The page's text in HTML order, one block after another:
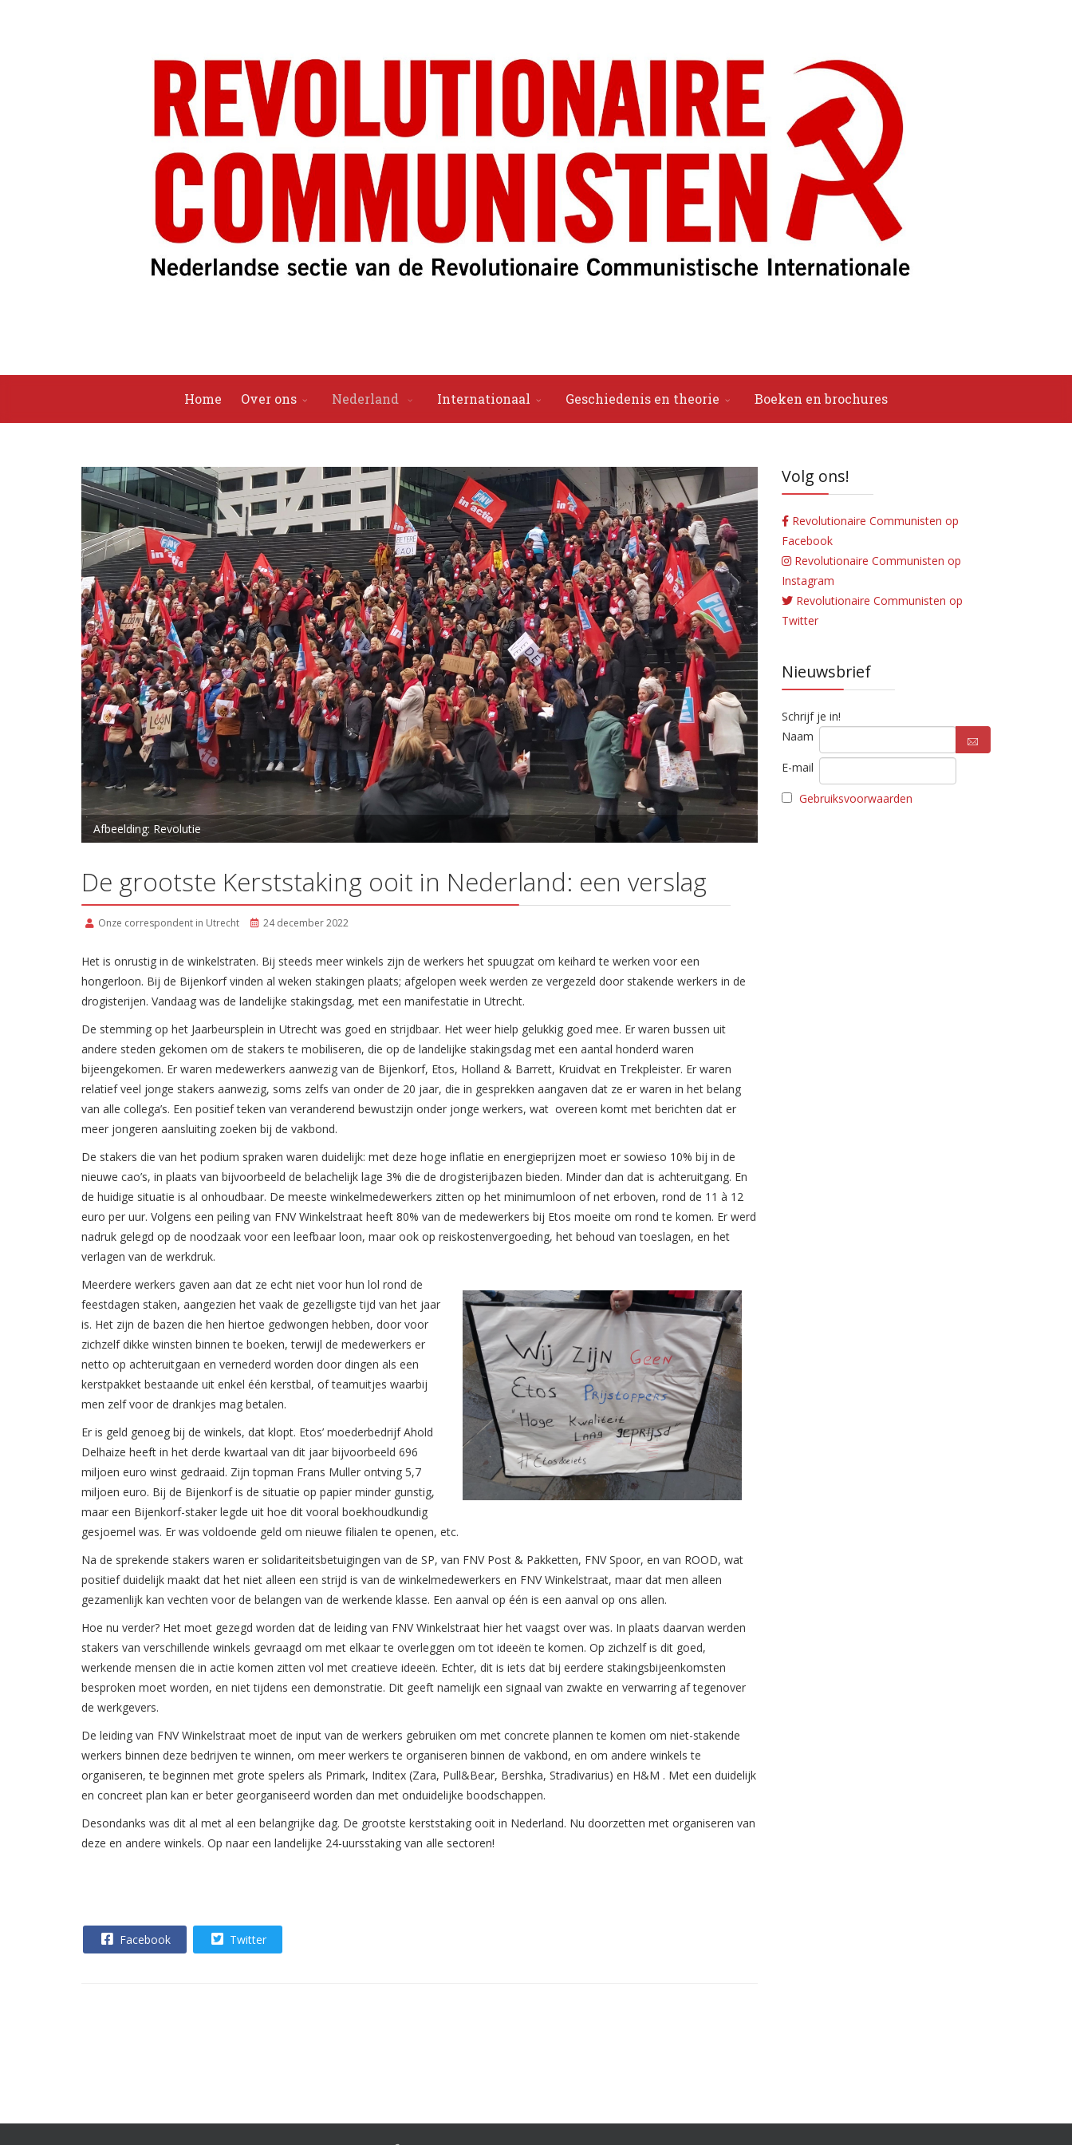
Home Over ons Nederland Internationaal Geschiedenis en theorie Boeken en brochures
Afbeelding: Revolutie
De grootste Kerststaking ooit in Nederland: een verslag
Onze correspondent in Utrecht 24 december 2022
Het is onrustig in de winkelstraten. Bij steeds meer winkels zijn de werkers het spuugzat om keihard te werken voor een
hongerloon. Bij de Bijenkorf vinden al weken stakingen plaats; afgelopen week werden ze vergezeld door stakende werkers in de
drogisterijen. Vandaag was de landelijke stakingsdag, met een manifestatie in Utrecht.
De stemming op het Jaarbeursplein in Utrecht was goed en strijdbaar. Het weer hielp gelukkig goed mee. Er waren bussen uit
andere steden gekomen om de stakers te mobiliseren, die op de landelijke stakingsdag met een aantal honderd waren
bijeengekomen. Er waren medewerkers aanwezig van de Bijenkorf, Etos, Holland & Barrett, Kruidvat en Trekpleister. Er waren
relatief veel jonge stakers aanwezig, soms zelfs van onder de 20 jaar, die in gesprekken aangaven dat ze er waren in het belang
van alle collega’s. Een positief teken van veranderend bewustzijn onder jonge werkers, wat overeen komt met berichten dat er
meer jongeren aansluiting zoeken bij de vakbond.
De stakers die van het podium spraken waren duidelijk: met deze hoge inflatie en energieprijzen moet er sowieso 10% bij in de
nieuwe cao’s, in plaats van bijvoorbeeld de belachelijk lage 3% die de drogisterijbazen bieden. Minder dan dat is achteruitgang. En
de huidige situatie is al onhoudbaar. De meeste winkelmedewerkers zitten op het minimumloon of net erboven, rond de 11 à 12
euro per uur. Volgens een peiling van FNV Winkelstraat heeft 80% van de medewerkers bij Etos moeite om rond te komen. Er werd
nadruk gelegd op de noodzaak voor een leefbaar loon, maar ook op reiskostenvergoeding, het behoud van toeslagen, en het
verlagen van de werkdruk.
Meerdere werkers gaven aan dat ze echt niet voor hun lol rond de
feestdagen staken, aangezien het vaak de gezelligste tijd van het jaar
is. Het zijn de bazen die hen hiertoe gedwongen hebben, door voor
zichzelf dikke winsten binnen te boeken, terwijl de medewerkers er
netto op achteruitgaan en vernederd worden door dingen als een
kerstpakket bestaande uit enkel één kerstbal, of teamuitjes waarbij
men zelf voor de drankjes mag betalen.
Er is geld genoeg bij de winkels, dat klopt. Etos’ moederbedrijf Ahold
Delhaize heeft in het derde kwartaal van dit jaar bijvoorbeeld 696
miljoen euro winst gedraaid. Zijn topman Frans Muller ontving 5,7
miljoen euro. Bij de Bijenkorf is de situatie op papier minder gunstig,
maar een Bijenkorf-staker legde uit hoe dit vooral boekhoudkundig
gesjoemel was. Er was voldoende geld om nieuwe filialen te openen, etc.
Na de sprekende stakers waren er solidariteitsbetuigingen van de SP, van FNV Post & Pakketten, FNV Spoor, en van ROOD, wat
positief duidelijk maakt dat het niet alleen een strijd is van de winkelmedewerkers en FNV Winkelstraat, maar dat men alleen
gezamenlijk kan vechten voor de belangen van de werkende klasse. Een aanval op één is een aanval op ons allen.
Hoe nu verder? Het moet gezegd worden dat de leiding van FNV Winkelstraat hier het vaagst over was. In plaats daarvan werden
stakers van verschillende winkels gevraagd om met elkaar te overleggen om tot ideeën te komen. Op zichzelf is dit goed,
werkende mensen die in actie komen zitten vol met creatieve ideeën. Echter, dit is iets dat bij eerdere stakingsbijeenkomsten
besproken moet worden, en niet tijdens een demonstratie. Dit geeft namelijk een signaal van zwakte en verwarring af tegenover
de werkgevers.
De leiding van FNV Winkelstraat moet de input van de werkers gebruiken om met concrete plannen te komen om niet-stakende
werkers binnen deze bedrijven te winnen, om meer werkers te organiseren binnen de vakbond, en om andere winkels te
organiseren, te beginnen met grote spelers als Primark, Inditex (Zara, Pull&Bear, Bershka, Stradivarius) en H&M . Met een duidelijk
en concreet plan kan er beter georganiseerd worden dan met onduidelijke boodschappen.
Desondanks was dit al met al een belangrijke dag. De grootste kerststaking ooit in Nederland. Nu doorzetten met organiseren van
deze en andere winkels. Op naar een landelijke 24-uursstaking van alle sectoren!
Facebook Twitter
Volg ons!
Revolutionaire Communisten op
Facebook
Revolutionaire Communisten op
Instagram
Revolutionaire Communisten op
Twitter
Nieuwsbrief
Schrijf je in!
Naam
E-mail
Gebruiksvoorwaarden